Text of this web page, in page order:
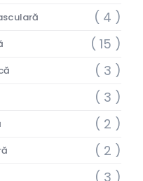
( 4 )
( 15 )
( 3 )
( 3 )
( 2 )
( 2 )
( 3 )